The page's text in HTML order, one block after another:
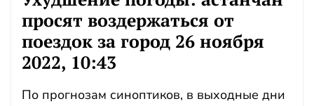
просят воздержаться от
поездок за город 26 ноября
2022, 10:43
По прогнозам синоптиков, в выходные дни